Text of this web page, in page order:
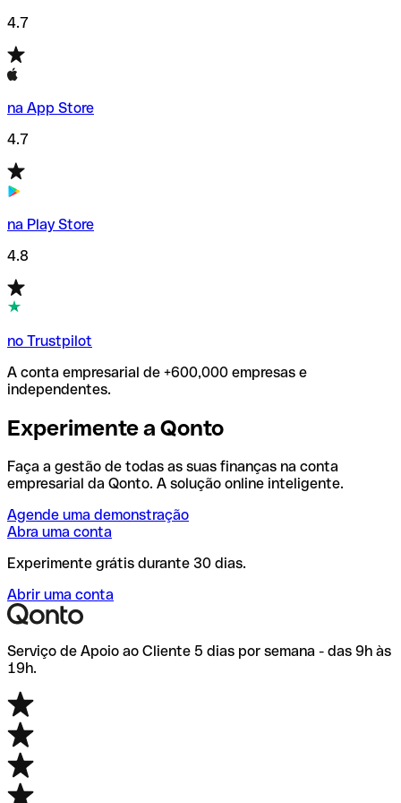
4.7
na App Store
4.7
na Play Store
4.8
no Trustpilot
A conta empresarial de +600,000 empresas e
independentes.
Experimente a Qonto
Faça a gestão de todas as suas finanças na conta
empresarial da Qonto. A solução online inteligente.
Agende uma demonstração
Abra uma conta
Experimente grátis durante 30 dias.
Abrir uma conta
Serviço de Apoio ao Cliente 5 dias por semana - das 9h às
19h.